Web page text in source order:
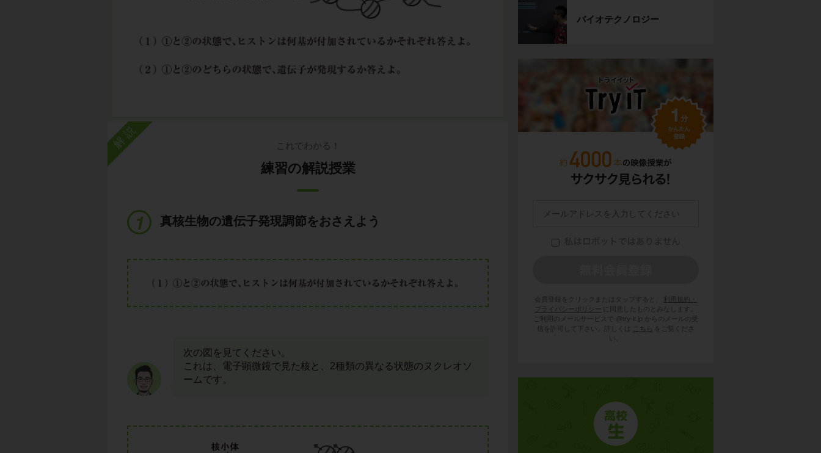
解説 これでわかる！
練習の解説授業
真核生物の遺伝子発現調節をおさえよう
次の図を見てください。
これは、電子顕微鏡で見た核と、2種類の異なる状態のヌクレオソ
ームです。
バイオテクノロジー
会員登録をクリックまたはタップすると、
利用規約・
プライバシーポリシー
に同意したものとみなします。
ご利用のメールサービスで @try-it.jp からのメールの受
信を許可して下さい。詳しくは
こちら
をご覧くださ
い。